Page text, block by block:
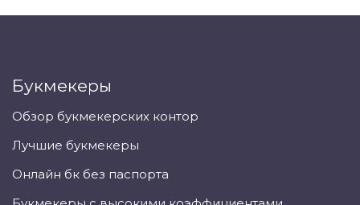
Букмекеры
Обзор букмекерских контор
Лучшие букмекеры
Онлайн бк без паспорта